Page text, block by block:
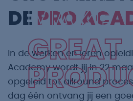
MAKE
GREAT
DE PRO
In de werken en leren
Academy wordt jij in 22
opgeleid tot allround
dag één ontvang jij een